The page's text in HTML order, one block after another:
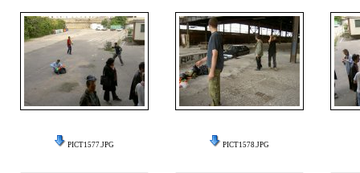
PICT1577.JPG PICT1578.JPG